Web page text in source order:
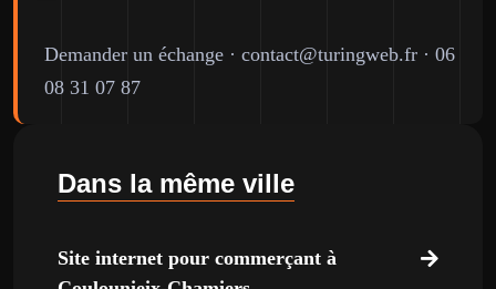
Demander un échange · contact@turingweb.fr · 06
08 31 07 87
Dans la même ville
Site internet pour commerçant à